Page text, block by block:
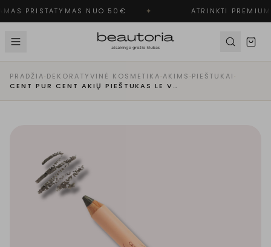
PRISTATYMAS NUO 50€ ✦ ATRINKTI
PRADŽIA·DEKORATYVINĖ KOSMETIKA·AKIMS ·PIEŠTUKAI ·
CENT PUR CENT AKIŲ PIEŠTUKAS LE VOLUMIYEUX | FIONA